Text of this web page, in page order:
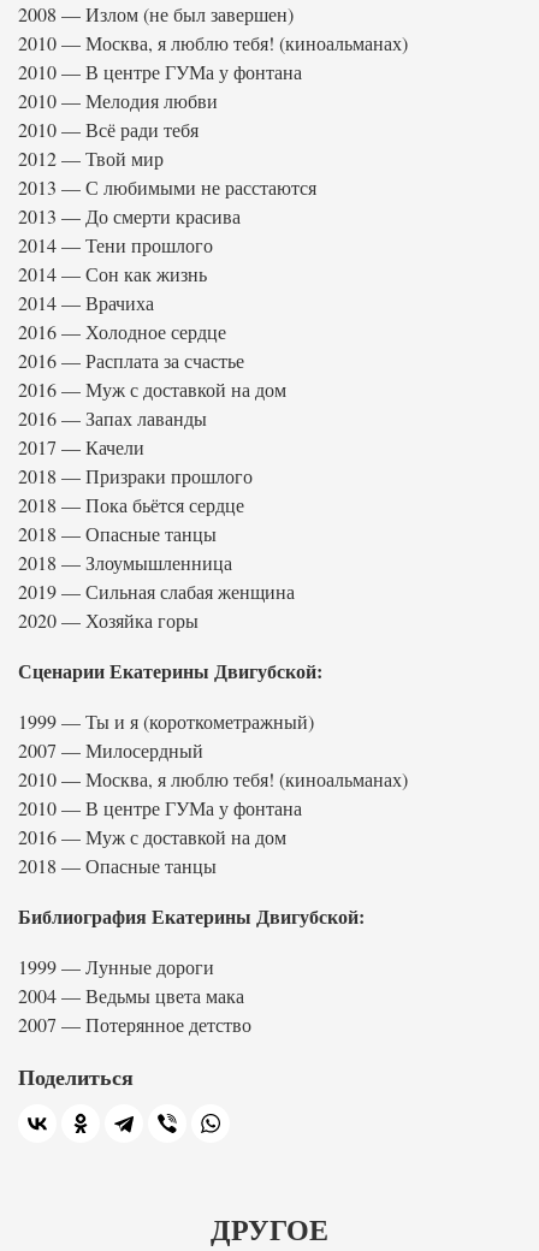
2008 — Излом (не был завершен)
2010 — Москва, я люблю тебя! (киноальманах)
2010 — В центре ГУМа у фонтана
2010 — Мелодия любви
2010 — Всё ради тебя
2012 — Твой мир
2013 — С любимыми не расстаются
2013 — До смерти красива
2014 — Тени прошлого
2014 — Сон как жизнь
2014 — Врачиха
2016 — Холодное сердце
2016 — Расплата за счастье
2016 — Муж с доставкой на дом
2016 — Запах лаванды
2017 — Качели
2018 — Призраки прошлого
2018 — Пока бьётся сердце
2018 — Опасные танцы
2018 — Злоумышленница
2019 — Сильная слабая женщина
2020 — Хозяйка горы
Сценарии Екатерины Двигубской:
1999 — Ты и я (короткометражный)
2007 — Милосердный
2010 — Москва, я люблю тебя! (киноальманах)
2010 — В центре ГУМа у фонтана
2016 — Муж с доставкой на дом
2018 — Опасные танцы
Библиография Екатерины Двигубской:
1999 — Лунные дороги
2004 — Ведьмы цвета мака
2007 — Потерянное детство
Поделиться
ДРУГОЕ